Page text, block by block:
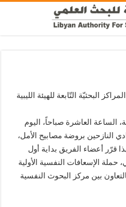
البحثيّة التّابعة للهيئة الليبية
الساعة العاشرة صباحاً، اليوم
النازحين بروضة مصابيح الأمل،
قرّر أعضاء الفريق بداية أول
الإسعافات النفسية الأولية
بين مركز البحوث النفسية